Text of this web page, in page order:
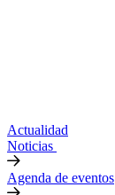
Actualidad
Noticias
Agenda de eventos